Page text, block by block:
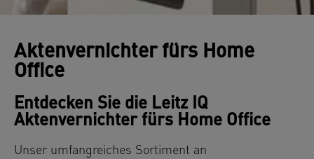
Aktenvernichter fürs Home
Office
Entdecken Sie die Leitz IQ
Aktenvernichter fürs Home Office
Unser umfangreiches Sortiment an